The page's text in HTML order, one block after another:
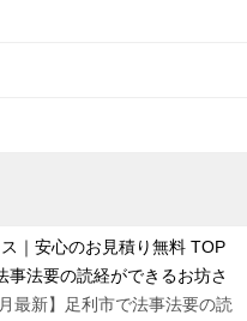
｜安心のお見積り無料 TOP
事法要の読経ができるお坊さ
最新】足利市で法事法要の読